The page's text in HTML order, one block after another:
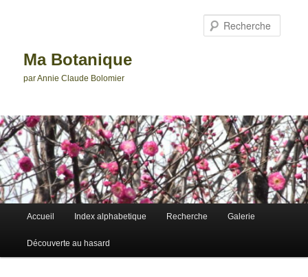
Ma Botanique
par Annie Claude Bolomier
Accueil Index alphabetique Recherche Galerie
Découverte au hasard